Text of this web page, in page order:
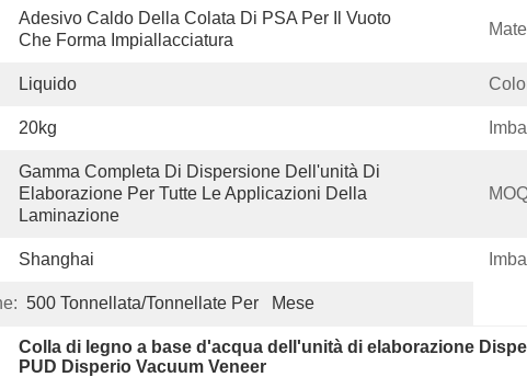
Adesivo Caldo Della Colata Di PSA Per Il Vuoto
Che Forma Impiallacciatura
Liquido
20kg
Gamma Completa Di Dispersione Dell'unità Di
Elaborazione Per Tutte Le Applicazioni Della
Laminazione
Shanghai
500 Tonnellata/tonnellate Per   Mese
Colla di legno a base d'acqua dell'unità di elaborazione
PUD Disperio Vacuum Veneer